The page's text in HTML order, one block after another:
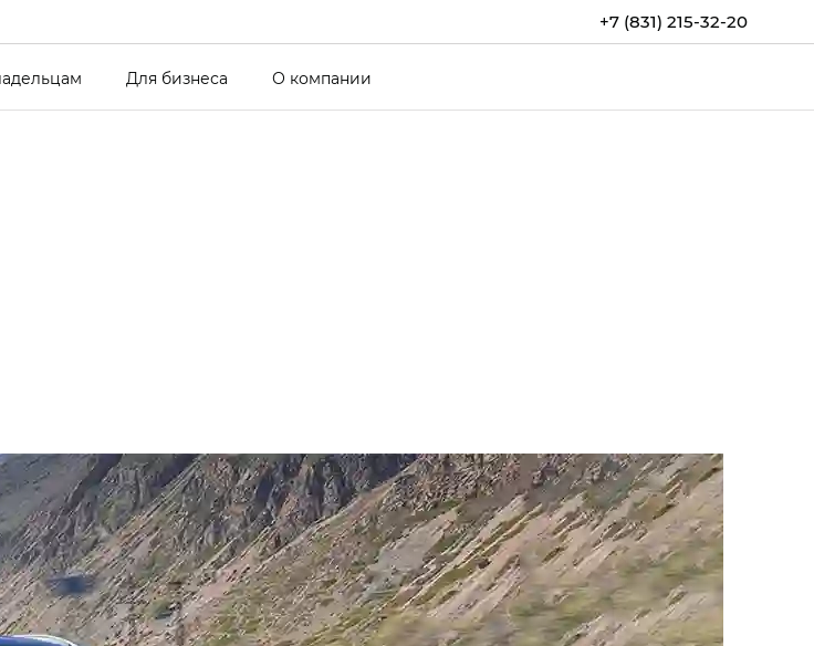
+7 (831) 215-32-20
Для бизнеса О компании